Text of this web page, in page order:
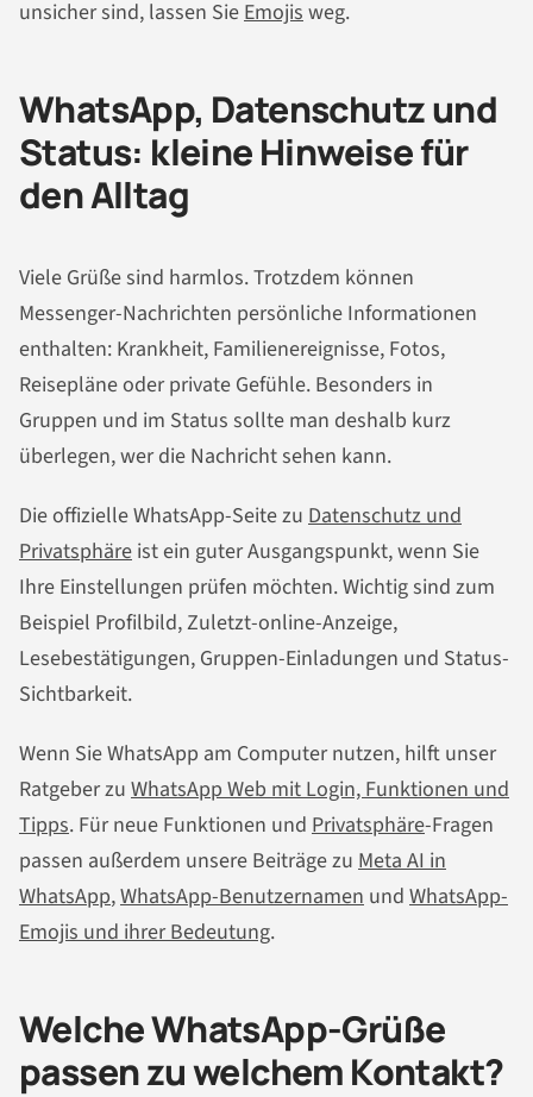
unsicher sind, lassen Sie Emojis weg.
WhatsApp, Datenschutz und
Status: kleine Hinweise für
den Alltag
Viele Grüße sind harmlos. Trotzdem können
Messenger-Nachrichten persönliche Informationen
enthalten: Krankheit, Familienereignisse, Fotos,
Reisepläne oder private Gefühle. Besonders in
Gruppen und im Status sollte man deshalb kurz
überlegen, wer die Nachricht sehen kann.
Die offizielle WhatsApp-Seite zu Datenschutz und
Privatsphäre ist ein guter Ausgangspunkt, wenn Sie
Ihre Einstellungen prüfen möchten. Wichtig sind zum
Beispiel Profilbild, Zuletzt-online-Anzeige,
Lesebestätigungen, Gruppen-Einladungen und Status-
Sichtbarkeit.
Wenn Sie WhatsApp am Computer nutzen, hilft unser
Ratgeber zu WhatsApp Web mit Login, Funktionen und
Tipps. Für neue Funktionen und Privatsphäre-Fragen
passen außerdem unsere Beiträge zu Meta AI in
WhatsApp,WhatsApp-Benutzernamen und WhatsApp-
Emojis und ihrer Bedeutung.
Welche WhatsApp-Grüße
passen zu welchem Kontakt?